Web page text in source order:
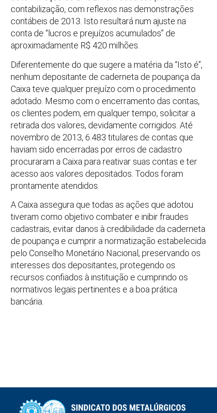
contabilização, com reflexos nas demonstrações
contábeis de 2013. Isto resultará num ajuste na
conta de “lucros e prejuízos acumulados” de
aproximadamente R$ 420 milhões.
Diferentemente do que sugere a matéria da “Isto é”,
nenhum depositante de caderneta de poupança da
Caixa teve qualquer prejuízo com o procedimento
adotado. Mesmo com o encerramento das contas,
os clientes podem, em qualquer tempo, solicitar a
retirada dos valores, devidamente corrigidos. Até
novembro de 2013, 6.483 titulares de contas que
haviam sido encerradas por erros de cadastro
procuraram a Caixa para reativar suas contas e ter
acesso aos valores depositados. Todos foram
prontamente atendidos.
A Caixa assegura que todas as ações que adotou
tiveram como objetivo combater e inibir fraudes
cadastrais, evitar danos à credibilidade da caderneta
de poupança e cumprir a normatização estabelecida
pelo Conselho Monetário Nacional, preservando os
interesses dos depositantes, protegendo os
recursos confiados à instituição e cumprindo os
normativos legais pertinentes e a boa prática
bancária.